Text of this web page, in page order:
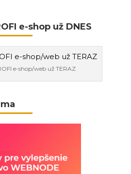
e-shop už DNES
e-shop/web už TERAZ